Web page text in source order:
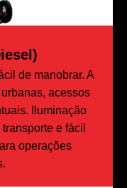
de manobrar. A
acessos
Iluminação
e fácil
operações